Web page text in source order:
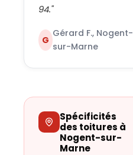
94."
G
Gérard F., Nogent-
sur-Marne
Spécificités
des toitures à
Nogent-sur-
Marne